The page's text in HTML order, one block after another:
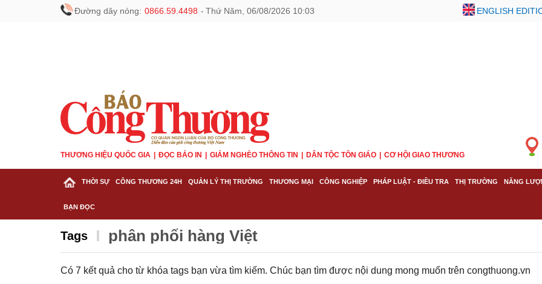
Đường dây nóng: 0866.59.4498 - Thứ Năm, 06/08/2026 10:03 ENGLISH
THƯƠNG HIỆU QUỐC GIA ĐỌC BÁO IN GIẢM NGHÈO THÔNG TIN DÂN TỘC TÔN GIÁO CƠ HỘI GIAO THƯƠNG
THỜI SỰ CÔNG THƯƠNG 24H QUẢN LÝ THỊ TRƯỜNG THƯƠNG MẠI CÔNG NGHIỆP PHÁP LUẬT - ĐIỀU TRA THỊ TRƯỜNG NĂNG
BẠN ĐỌC
Tags phân phối hàng Việt
Có 7 kết quả cho từ khóa tags bạn vừa tìm kiếm. Chúc bạn tìm được nội dung mong muốn trên congthuong.vn